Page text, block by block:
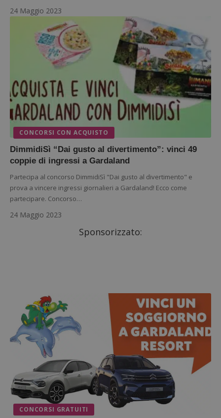
24 Maggio 2023
CONCORSI CON ACQUISTO
DimmidiSì “Dai gusto al divertimento”: vinci 49
coppie di ingressi a Gardaland
Partecipa al concorso DimmidiSì "Dai gusto al divertimento" e
prova a vincere ingressi giornalieri a Gardaland! Ecco come
partecipare. Concorso…
24 Maggio 2023
Sponsorizzato:
CONCORSI GRATUITI